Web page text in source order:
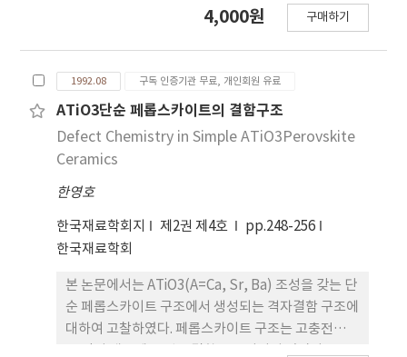
인장시험, SEM, EDS 및 XRD를 통하여 분석하였다.
과단은 알루미나 공정조직 계면에서 발생하였으며 파
단후 Al2O3표면에는 Cu쪽에서 빠져나간 Cu2O
nodule의 존재하였는 바 접합력은 Cu2O-Al2O3계
면보다는 Cu-Cu2O계면에 좌우됨을 보여주고 있다.
CuAl2O4및 CuAlO2의 반응생성물이 접합중 형성되
었다.
4,000원 구매하기
1992.08 구독 인증기관 무료, 개인회원 유료
ATiO3단순 페롭스카이트의 결함구조
Defect Chemistry in Simple ATiO3Perovskite
Ceramics
한영호
한국재료학회지 제2권 제4호
pp.248-256
한국재료학회
본 논문에서는 ATiO3(A=Ca, Sr, Ba) 조성을 갖는 단
순 페롭스카이트 구조에서 생성되는 격자결함 구조에
대하여 고찰하였다. 페롭스카이트 구조는 고충전밀도